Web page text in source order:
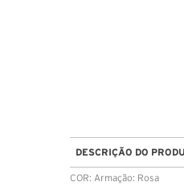
DESCRIÇÃO DO
COR: Armação: Rosa